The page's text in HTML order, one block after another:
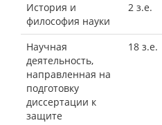
История и
философия науки
2 з.е.
Научная
деятельность,
направленная на
подготовку
диссертации к
защите
18 з.е.